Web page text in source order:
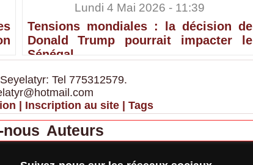
Lundi 4 Mai 2026 - 11:39
Tensions mondiales : la décision de
Donald Trump pourrait impacter le
Sénégal
Tel 775312579.
| Inscription au site | Tags
nous Auteurs